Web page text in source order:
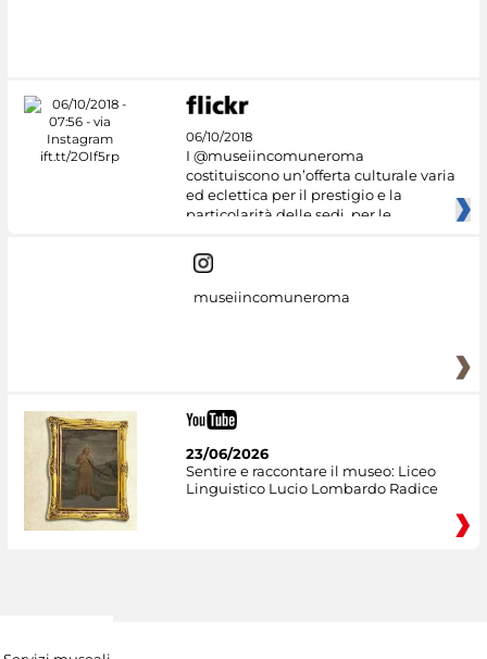
06/10/2018
I @museiincomuneroma
costituiscono un’offerta culturale varia
ed eclettica per il prestigio e la
particolarità delle sedi, per le
museiincomuneroma
23/06/2026
Sentire e raccontare il museo: Liceo
Linguistico Lucio Lombardo Radice